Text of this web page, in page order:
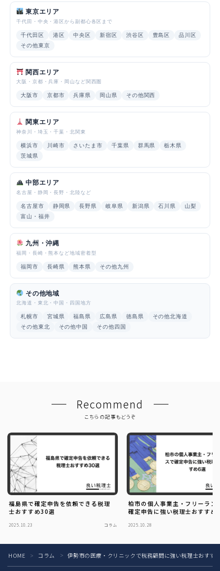
東京エリア
千代田・中央・港区から副都心各区まで
千代田区 港区 中央区 新宿区 渋谷区 豊島区
品川区
その他東京
関西エリア
大阪・京都・兵庫・岡山など関西圏
大阪市 京都市 兵庫県 岡山県 その他関西
関東エリア
神奈川・埼玉・千葉・北関東
横浜市 川崎市 さいたま市 千葉県 群馬県
栃木県
茨城県
中部エリア
名古屋・静岡・長野・北陸など
名古屋市 静岡県 長野県 岐阜県 新潟県 石川県
山梨
富山・福井
九州・沖縄
福岡・長崎・熊本など地域密着型
福岡市 長崎県 熊本県 その他九州
その他地域
北海道・東北・中国・四国地方
札幌市 宮城県 福島県 広島県 徳島県
その他北海道
その他東北
その他中国 その他四国
Recommend
こちらの記事もどうぞ
福島県で確定申告を依頼できる税理
士おすすめ30選
2025.10.23 コラム
柏市の個人事業主・フリーラン
確定申告に強い税理士おすすめ
2025.10.28
HOME ＞ コラム ＞ 伊勢市の医療・クリニックで税務顧問に強い税理士おすす